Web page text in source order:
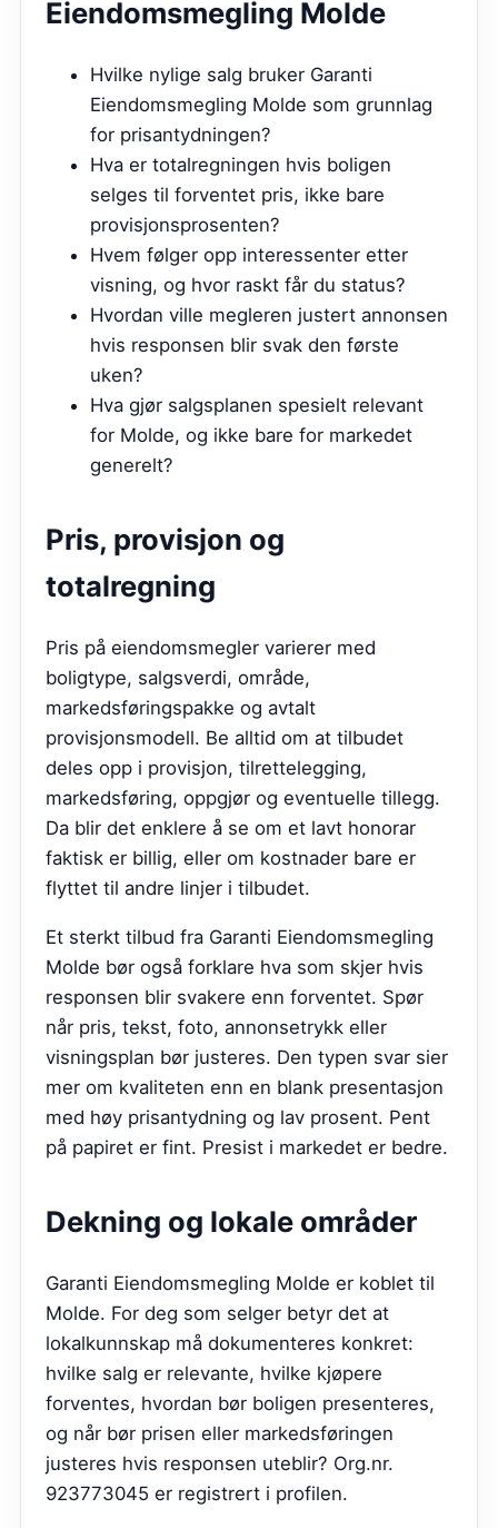
Eiendomsmegling Molde
Hvilke nylige salg bruker Garanti
Eiendomsmegling Molde som grunnlag
for prisantydningen?
Hva er totalregningen hvis boligen
selges til forventet pris, ikke bare
provisjonsprosenten?
Hvem følger opp interessenter etter
visning, og hvor raskt får du status?
Hvordan ville megleren justert annonsen
hvis responsen blir svak den første
uken?
Hva gjør salgsplanen spesielt relevant
for Molde, og ikke bare for markedet
generelt?
Pris, provisjon og
totalregning
Pris på eiendomsmegler varierer med
boligtype, salgsverdi, område,
markedsføringspakke og avtalt
provisjonsmodell. Be alltid om at tilbudet
deles opp i provisjon, tilrettelegging,
markedsføring, oppgjør og eventuelle tillegg.
Da blir det enklere å se om et lavt honorar
faktisk er billig, eller om kostnader bare er
flyttet til andre linjer i tilbudet.
Et sterkt tilbud fra Garanti Eiendomsmegling
Molde bør også forklare hva som skjer hvis
responsen blir svakere enn forventet. Spør
når pris, tekst, foto, annonsetrykk eller
visningsplan bør justeres. Den typen svar sier
mer om kvaliteten enn en blank presentasjon
med høy prisantydning og lav prosent. Pent
på papiret er fint. Presist i markedet er bedre.
Dekning og lokale områder
Garanti Eiendomsmegling Molde er koblet til
Molde. For deg som selger betyr det at
lokalkunnskap må dokumenteres konkret:
hvilke salg er relevante, hvilke kjøpere
forventes, hvordan bør boligen presenteres,
og når bør prisen eller markedsføringen
justeres hvis responsen uteblir? Org.nr.
923773045 er registrert i profilen.